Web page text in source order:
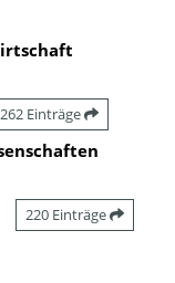
262 Einträge
220 Einträge